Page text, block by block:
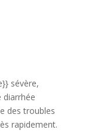
sévère,
diarrhée
des troubles
rapidement.